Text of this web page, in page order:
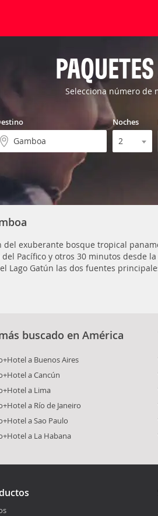
Selecciona número de
Noches
del exuberante bosque tropical
Pacífico y otros 30 minutos desde
Lago Gatún las dos fuentes
buscado en América
a Buenos Aires
a Cancún
a Lima
a Río de Janeiro
a Sao Paulo
a La Habana